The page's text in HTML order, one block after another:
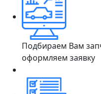
Подбираем Вам
оформляем заявку